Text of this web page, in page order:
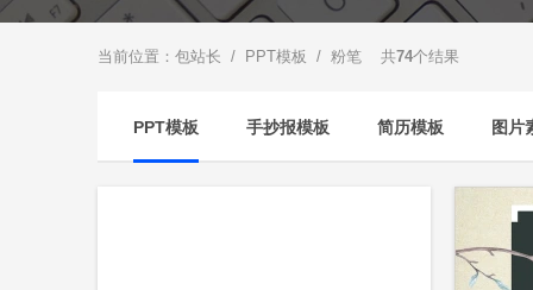
当前位置： 包站长 / PPT模板 / 粉笔 共74个结果
PPT模板 手抄报模板 简历模板 图片